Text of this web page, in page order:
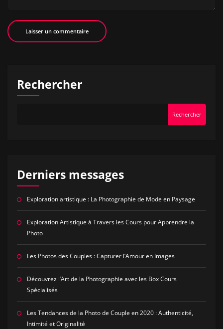
Rechercher
Rechercher
Derniers messages
Exploration artistique : La Photographie de Mode en Paysage
Exploration Artistique à Travers les Cours pour Apprendre la
Photo
Les Photos des Couples : Capturer l’Amour en Images
Découvrez l’Art de la Photographie avec les Box Cours
Spécialisés
Les Tendances de la Photo de Couple en 2020 : Authenticité,
Intimité et Originalité